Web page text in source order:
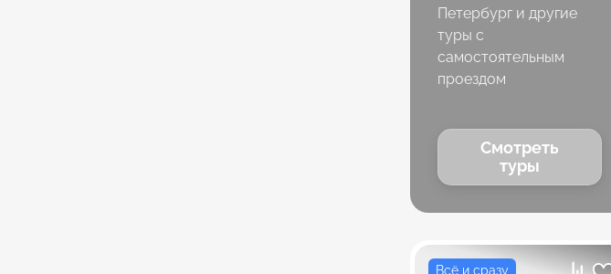
Петербург и другие
туры с
самостоятельным
проездом
Смотреть
туры
Всё и сразу